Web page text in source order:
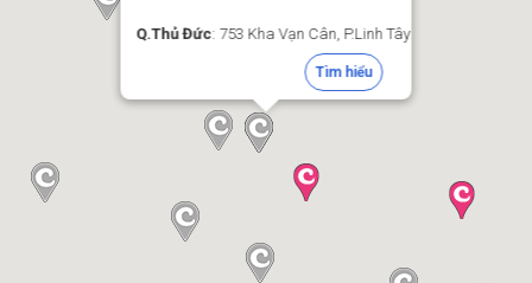
Q.Thủ Đức: 753 Kha Vạn Cân, P.Linh Tây
Tìm hiểu